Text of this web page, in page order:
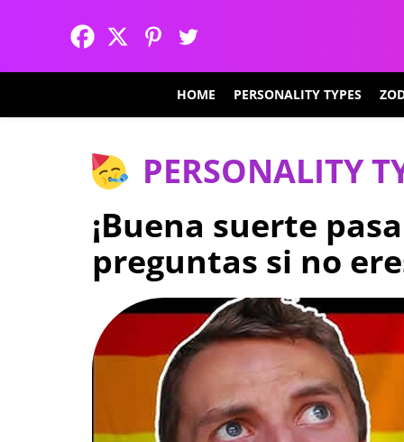
HOME PERSONALITY TYPES
PERSONALITY
¡Buena suerte
preguntas si no